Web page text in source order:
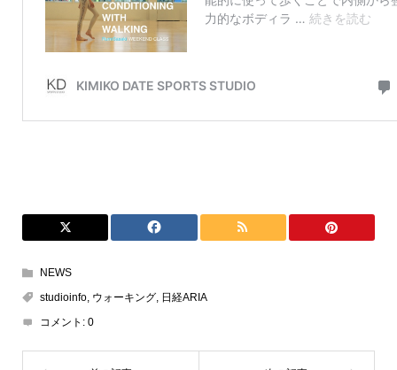
NEWS
studioinfo, ウォーキング, 日経ARIA
コメント: 0